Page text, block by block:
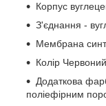
Корпус
З'єднання -
Мембрана
Колір Червоний
Додаткова
поліефірним